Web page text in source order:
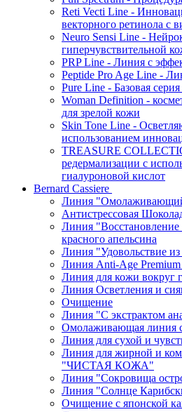
Reti Vecti Line -
векторного ретинола с
Neuro Sensi Line -
гиперчувствительной
PRP Line - Линия с
Peptide Pro Age Line -
Pure Line - Базовая
Woman Definition -
для зрелой кожи
Skin Tone Line -
использованием
TREASURE
редермализации с
гиалуроновой кислот
Bernard Cassiere
Линия
Антистрессовая
Линия "Восстановление
красного апельсина
Линия "Удовольствие
Линия Anti-Age
Линия для кожи вокруг
Линия Осветления и
Очищение
Линия "С экстрактом
Омолаживающая линия
Линия для сухой и
Линия для жирной и
"ЧИСТАЯ КОЖА"
Линия "Сокровища
Линия "Солнце
Очищение с японской